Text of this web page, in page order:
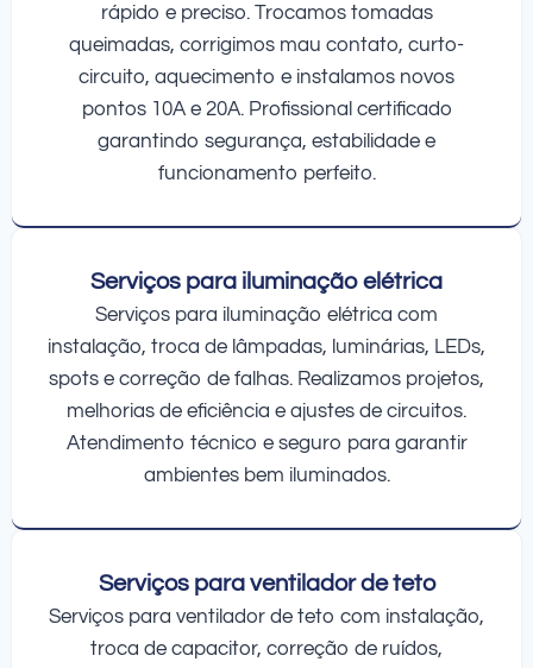
rápido e preciso. Trocamos tomadas
queimadas, corrigimos mau contato, curto-
circuito, aquecimento e instalamos novos
pontos 10A e 20A. Profissional certificado
garantindo segurança, estabilidade e
funcionamento perfeito.
Serviços para iluminação elétrica
Serviços para iluminação elétrica com
instalação, troca de lâmpadas, luminárias, LEDs,
spots e correção de falhas. Realizamos projetos,
melhorias de eficiência e ajustes de circuitos.
Atendimento técnico e seguro para garantir
ambientes bem iluminados.
Serviços para ventilador de teto
Serviços para ventilador de teto com instalação,
troca de capacitor, correção de ruídos,